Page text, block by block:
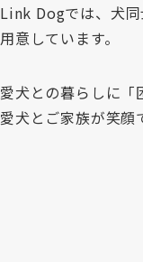
Link Dogでは、犬
用意しています。
愛犬との暮らしに「
愛犬とご家族が笑顔